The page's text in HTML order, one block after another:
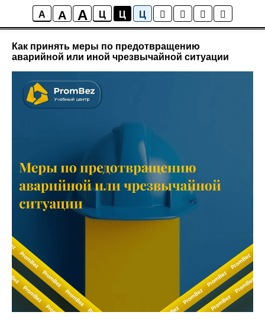
A A A Ц Ц Ц
PromBez
Как принять меры по предотвращению
аварийной или иной чрезвычайной ситуации